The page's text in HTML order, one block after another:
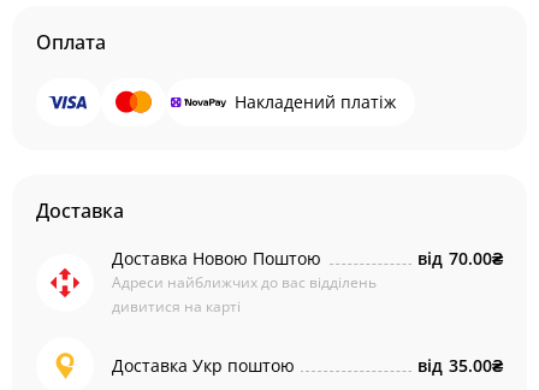
Оплата
Накладений платіж
Доставка
Доставка Новою Поштою
Адреси найближчих до вас відділень
дивитися на карті
від 70.00₴
Доставка Укр поштою від 35.00₴